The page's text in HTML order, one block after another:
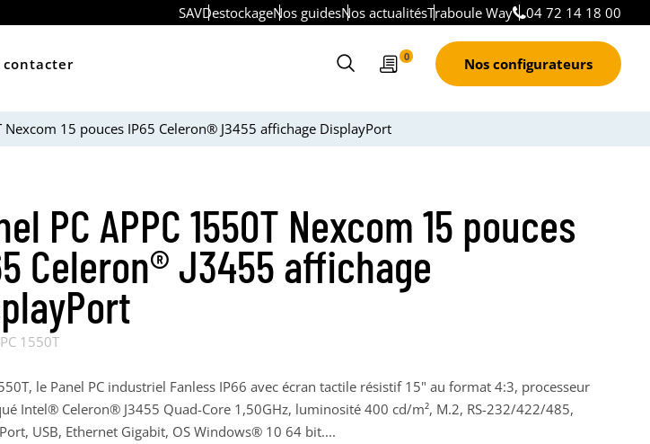
SAVDestockageNos guidesNos actualitésTraboule Way 04 72 14 18 00
0
Devis
contacter
Ouvrir
de
Nos configurateurs
Nexcom 15 pouces IP65 Celeron® J3455 affichage DisplayPort
PC APPC 1550T Nexcom 15 pouces
Celeron® J3455 affichage
1550T
le Panel PC industriel Fanless IP66 avec écran tactile résistif 15" au format 4:3, processeur
Intel® Celeron® J3455 Quad-Core 1,50GHz, luminosité 400 cd/m², M.2, RS-232/422/485,
USB, Ethernet Gigabit, OS Windows® 10 64 bit....